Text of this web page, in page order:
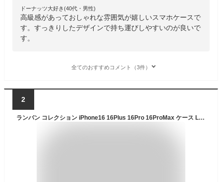
ドーナッツ大好き(40代・男性)
高級感があっておしゃれな雰囲気が嬉しいスマホケースで
す。すっきりしたデザインで持ち運びしやすいのが良いで
す。
全てのおすすめコメント（3件）
2
ランバン コレクション iPhone16 16Plus 16Pro 16ProMax ケース LANVIN COLLECTION - Wrap Case with MagSafe Card Wallet for iPhoneスマホケース カバー ブランド